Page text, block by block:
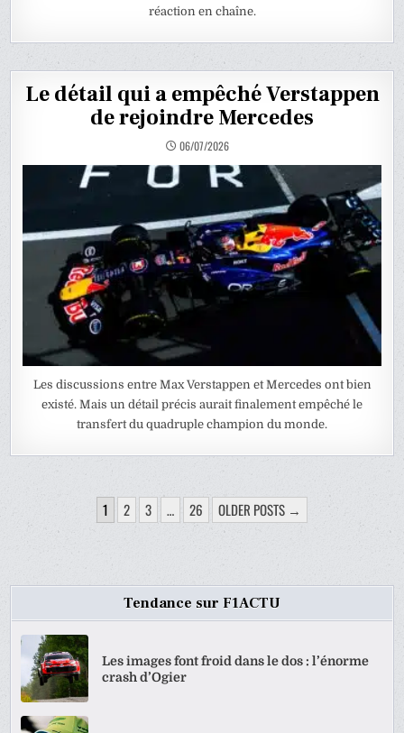
réaction en chaîne.
Le détail qui a empêché Verstappen
de rejoindre Mercedes
06/07/2026
Les discussions entre Max Verstappen et Mercedes ont bien
existé. Mais un détail précis aurait finalement empêché le
transfert du quadruple champion du monde.
PAGINATION
1 2 3 … 26 OLDER POSTS →
Tendance sur F1ACTU
Les images font froid dans le dos : l’énorme
crash d’Ogier